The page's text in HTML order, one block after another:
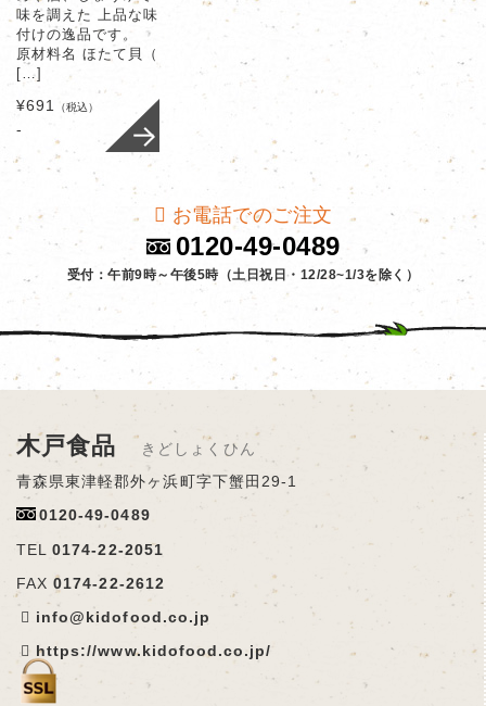
味を調えた 上品な味
付けの逸品です。
原材料名 ほたて貝（
[…]
¥691 （税込）
-
お電話でのご注文
0120-49-0489
受付：午前9時～午後5時（土日祝日・12/28~1/3を除く）
木戸食品 きどしょくひん
青森県東津軽郡外ヶ浜町字下蟹田29-1
0120-49-0489
TEL0174-22-2051
FAX0174-22-2612
info@kidofood.co.jp
https://www.kidofood.co.jp/